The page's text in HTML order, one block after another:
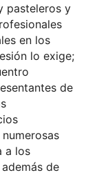
pasteleros y
en los
lo exige;
de
a los
de